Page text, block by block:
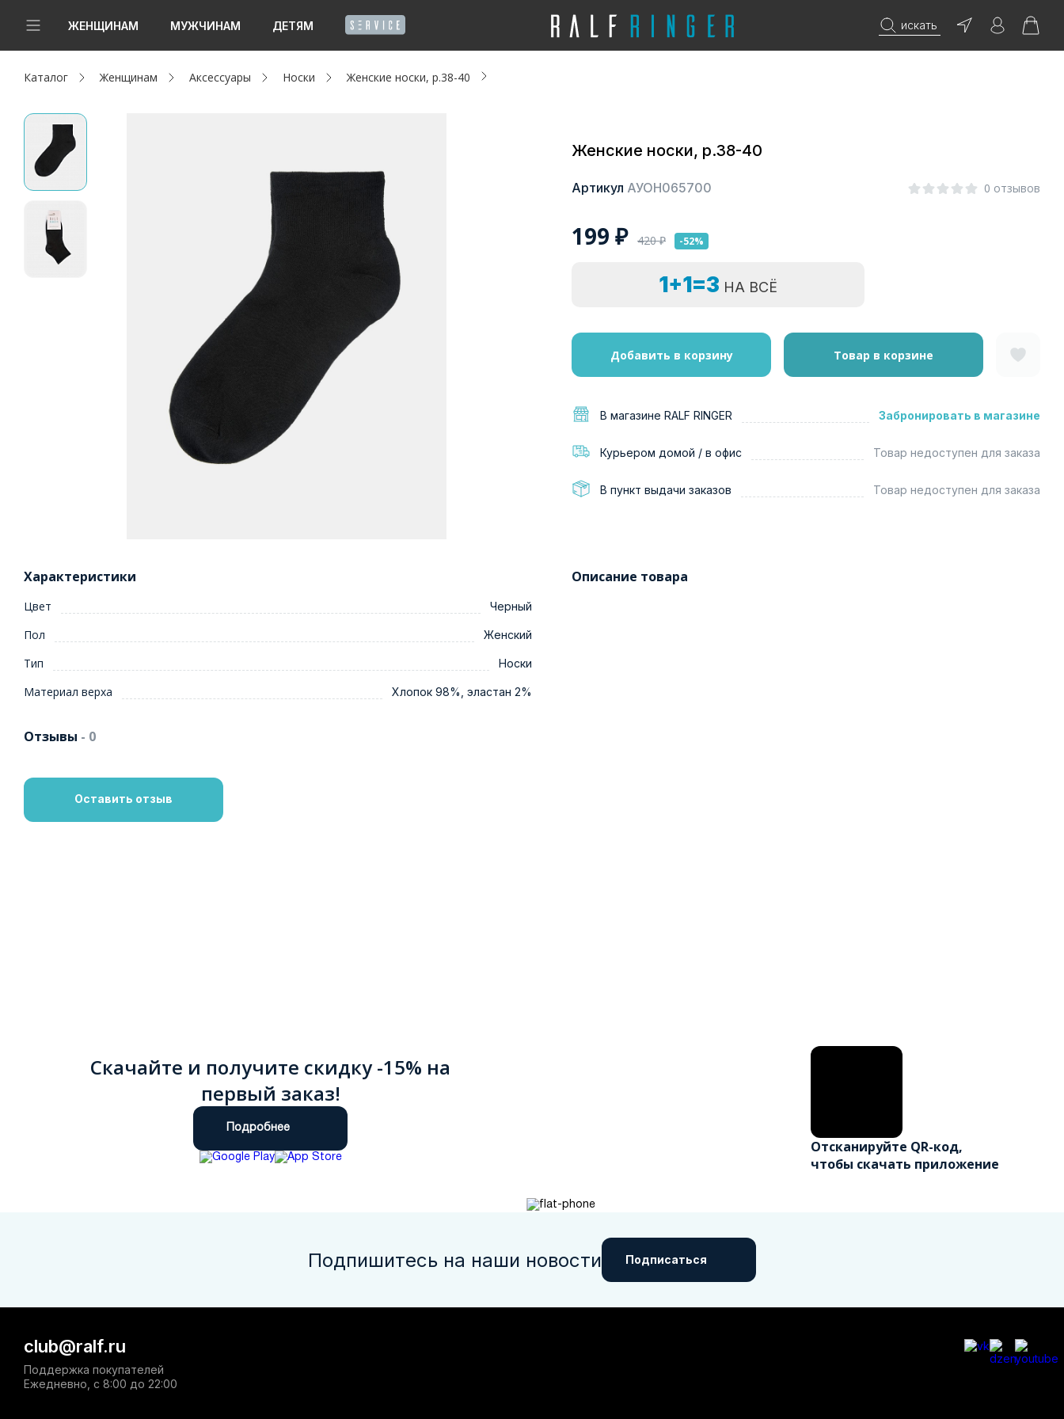
ЖЕНЩИНАМ МУЖЧИНАМ ДЕТЯМ искать
Новинки
Женщинам
Мужчинам
Капсула
Каталог Женщинам Аксессуары Носки Женские носки, р.38-40
Женские носки, р.38-40
Артикул АУОН065700 0 отзывов
199 ₽ 420₽ -52%
1+1=3 НА ВСЁ
Добавить в корзину Товар в корзине
В магазине RALF RINGER Забронировать в магазине
Курьером домой / в офис Товар недоступен для заказа
В пункт выдачи заказов Товар недоступен для заказа
Характеристики
Цвет Черный
Пол Женский
Тип Носки
Материал верха Хлопок 98%, эластан 2%
Описание товара
Отзывы - 0
Оставить отзыв
Скачайте и получите скидку -15% на
первый заказ!
Подробнее
Отсканируйте QR-код,
чтобы скачать приложение
Подпишитесь на наши новости Подписаться
club@ralf.ru
Поддержка покупателей
Ежедневно, с 8:00 до 22:00